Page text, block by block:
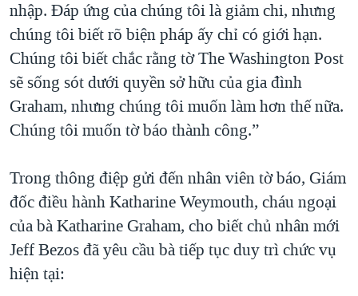
nhập. Đáp ứng của chúng tôi là giảm chi, nhưng
chúng tôi biết rõ biện pháp ấy chỉ có giới hạn.
Chúng tôi biết chắc rằng tờ The Washington Post
sẽ sống sót dưới quyền sở hữu của gia đình
Graham, nhưng chúng tôi muốn làm hơn thế nữa.
Chúng tôi muốn tờ báo thành công.”
Trong thông điệp gửi đến nhân viên tờ báo, Giám
đốc điều hành Katharine Weymouth, cháu ngoại
của bà Katharine Graham, cho biết chủ nhân mới
Jeff Bezos đã yêu cầu bà tiếp tục duy trì chức vụ
hiện tại: